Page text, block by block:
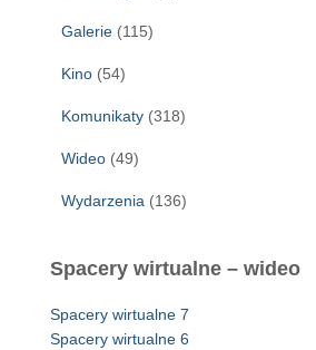
Galerie (115)
Kino (54)
Komunikaty (318)
Wideo (49)
Wydarzenia (136)
Spacery wirtualne – wideo
Spacery wirtualne 7
Spacery wirtualne 6